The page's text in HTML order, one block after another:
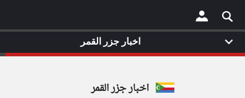
×
اخبار جزر القمر
اخبار جزر القمر